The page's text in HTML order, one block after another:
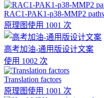
RAC1-PAK1-p38-MMP2
原理图使用 1001 次
高考加油-通用版设计文案
使用 1002 次
Translation factors
原理图使用 1001 次